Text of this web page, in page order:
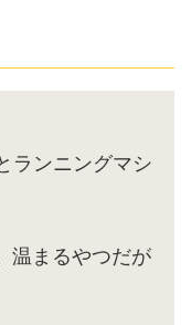
ランニングマシ
温まるやつだが